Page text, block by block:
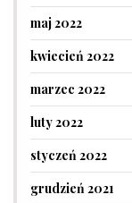
maj 2022
kwiecień 2022
marzec 2022
luty 2022
styczeń 2022
grudzień 2021